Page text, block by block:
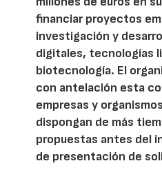
financiar proyectos
investigación y
digitales, tecnologías
biotecnología. El
con antelación esta
empresas y
dispongan de más
propuestas antes del
de presentación de